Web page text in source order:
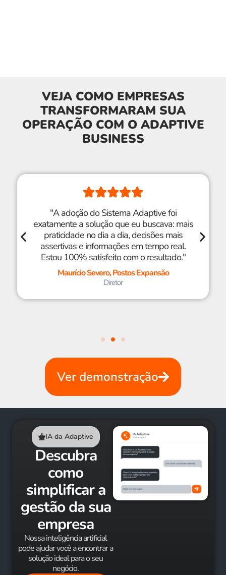
VEJA COMO EMPRESAS
TRANSFORMARAM SUA
OPERAÇÃO COM O ADAPTIVE
BUSINESS
"A adoção do Sistema Adaptive foi
exatamente a solução que eu buscava: mais
praticidade no dia a dia, decisões mais
assertivas e informações em tempo real.
Estou 100% satisfeito com o resultado."
Maurício Severo, Postos Expansão
Diretor
Ver demonstração
IA da Adaptive
Descubra
como
simplificar a
gestão da sua
empresa
Nossa inteligência artificial
pode ajudar você a encontrar a
solução ideal para o seu
negócio.